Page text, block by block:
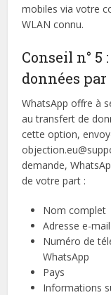
mobiles via votre
WLAN connu.
Conseil n° 5
données
WhatsApp offre à
au transfert de
cette option,
demande,
de votre part :
Nom complet
Adresse e-mail
Numéro de
WhatsApp
Pays
Informations